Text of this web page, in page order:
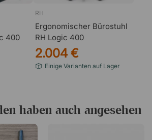
400
RH
Ergonomischer Bürostuhl
RH Logic 400
2.004 €
Einige Varianten auf Lager
haben auch angesehen